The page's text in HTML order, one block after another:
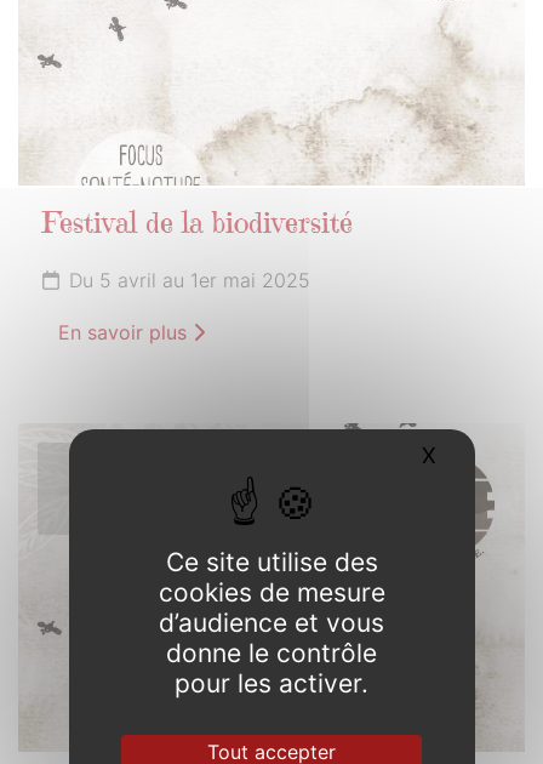
Festival de la biodiversité
Du 5 avril au 1er mai 2025
En savoir plus
Ce site utilise des
cookies de mesure
d’audience et vous
donne le contrôle
pour les activer.
Tout accepter
X Masquer